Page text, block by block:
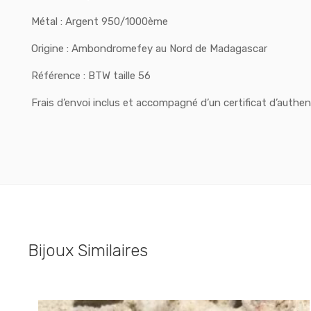
Métal : Argent 950/1000ème
Origine : Ambondromefey au Nord de Madagascar
Référence : BTW taille 56
Frais d’envoi inclus et accompagné d’un certificat
Bijoux Similaires